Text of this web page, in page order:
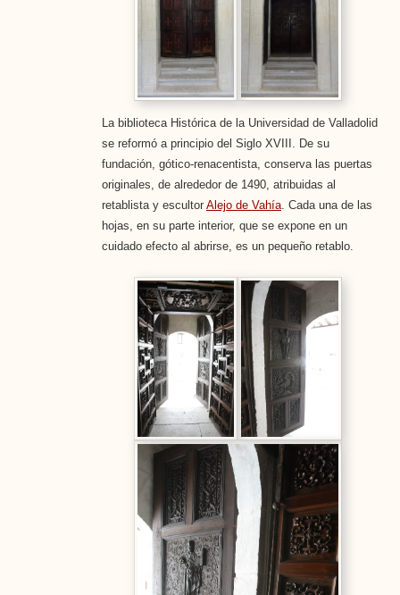
La biblioteca Histórica de la Universidad de Valladolid
se reformó a principio del Siglo XVIII. De su
fundación, gótico-renacentista, conserva las puertas
originales, de alrededor de 1490, atribuidas al
retablista y escultor Alejo de Vahía. Cada una de las
hojas, en su parte interior, que se expone en un
cuidado efecto al abrirse, es un pequeño retablo.